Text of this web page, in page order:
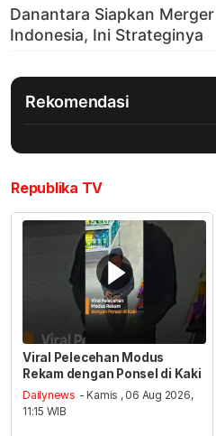
Rekomendasi
Republika TV
Viral Pelecehan Modus
Rekam dengan Ponsel di Kaki
Dailynews - Kamis , 06 Aug 2026,
11:15 WIB